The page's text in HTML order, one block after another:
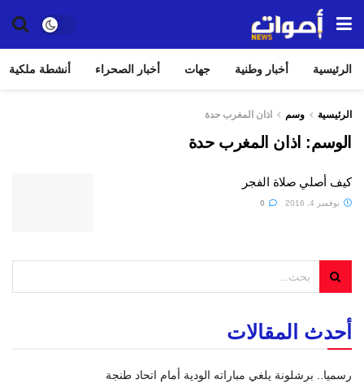
الرئيسية أخبار وطنية جهات أخبار الصحراء أنشطة ملكية
الرئيسية وسم اذان المغرب حدة
الوسم: اذان المغرب حدة
كيف أصلي صلاة الفجر
نوفمبر 4, 2016
أحدث المقالات
رسميا.. برشلونة يلغي مباراته الودية أمام اتحاد طنجة